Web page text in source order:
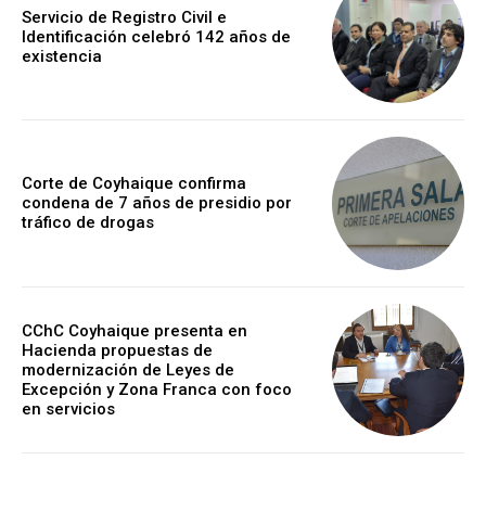
Servicio de Registro Civil e
Identificación celebró 142 años de
existencia
Corte de Coyhaique confirma
condena de 7 años de presidio por
tráfico de drogas
CChC Coyhaique presenta en
Hacienda propuestas de
modernización de Leyes de
Excepción y Zona Franca con foco
en servicios